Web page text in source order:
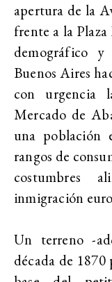
apertura de la
frente a la
demográfico
Buenos Aires
con urgencia
Mercado de
una población
rangos de
costumbres
inmigración
Un terreno -
década de